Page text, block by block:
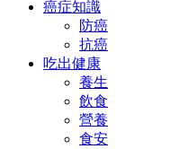
癌症知識
防癌
抗癌
吃出健康
養生
飲食
營養
食安